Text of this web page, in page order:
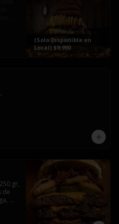
(Solo Disponible en
Local) $9.990
gr,
de